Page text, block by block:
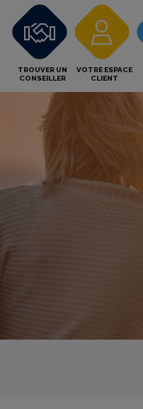
TROUVER UN
CONSEILLER
VOTRE ESPACE
CLIENT